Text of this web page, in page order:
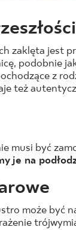
zaklęta jest
podobnie
z
też
musi być
je na
może być